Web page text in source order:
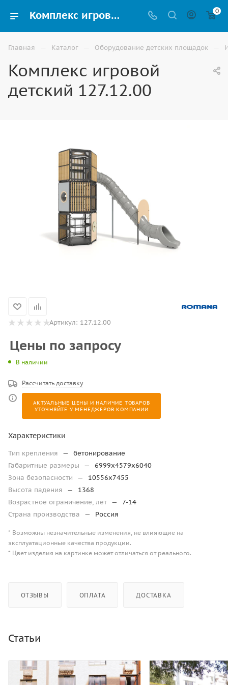
Комплекс игровой детский 127.12.00 купить для улицы в Волгограде 0
Главная — Каталог — Оборудование детских площадок —
Комплекс игровой
детский 127.12.00
Артикул: 127.12.00
Цены по запросу
В наличии
Рассчитать доставку
АКТУАЛЬНЫЕ ЦЕНЫ И НАЛИЧИЕ ТОВАРОВ
УТОЧНЯЙТЕ У МЕНЕДЖЕРОВ КОМПАНИИ
Характеристики
Тип крепления —
бетонирование
Габаритные размеры
—
6999х4579х6040
Зона безопасности
—
10556х7455
Высота падения
—
1368
Возрастное ограничение, лет —
7-14
Страна производства
— Россия
* Возможны незначительные изменения, не влияющие на
эксплуатационные качества продукции.
* Цвет изделия на картинке может отличаться от реального.
ОТЗЫВЫ ОПЛАТА ДОСТАВКА
Статьи